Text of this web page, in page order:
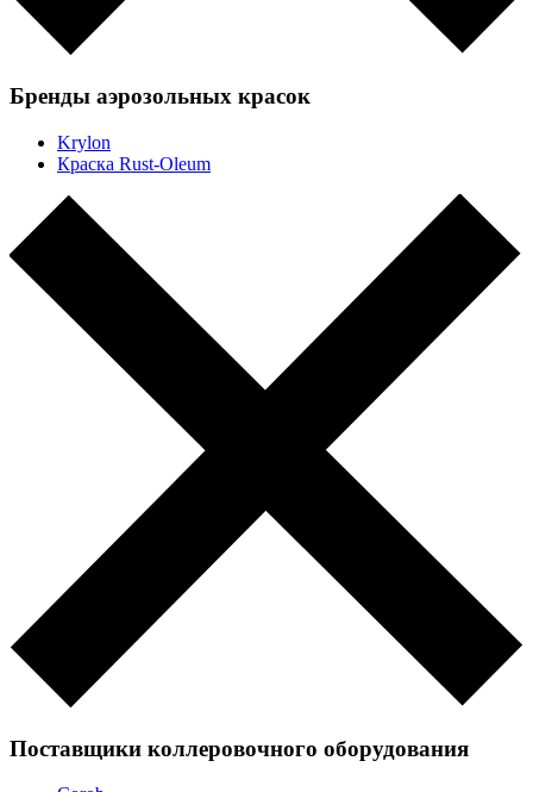
Бренды аэрозольных красок
Krylon
Краска Rust-Oleum
Поставщики коллеровочного оборудования